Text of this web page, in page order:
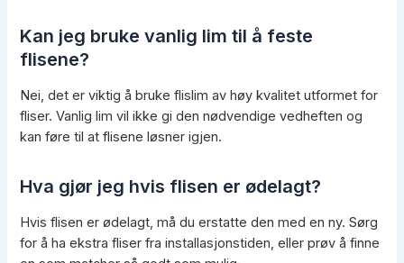
Kan jeg bruke vanlig lim til å feste
flisene?
Nei, det er viktig å bruke flislim av høy kvalitet utformet for
fliser. Vanlig lim vil ikke gi den nødvendige vedheften og
kan føre til at flisene løsner igjen.
Hva gjør jeg hvis flisen er ødelagt?
Hvis flisen er ødelagt, må du erstatte den med en ny. Sørg
for å ha ekstra fliser fra installasjonstiden, eller prøv å finne